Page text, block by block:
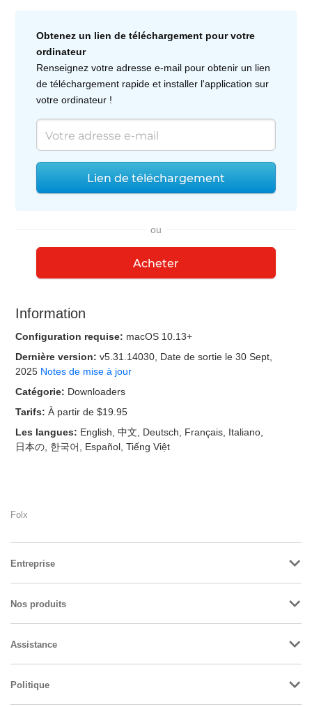
Obtenez un lien de téléchargement pour votre
ordinateur
Renseignez votre adresse e-mail pour obtenir un lien
de téléchargement rapide et installer l'application sur
votre ordinateur !
Lien de téléchargement
ou
Acheter
Information
Configuration requise: macOS 10.13+
Dernière version: v5.31.14030, Date de sortie le 30 Sept,
2025 Notes de mise à jour
Catégorie: Downloaders
Tarifs: À partir de $19.95
Les langues: English, 中文, Deutsch, Français, Italiano,
日本の, 한국어, Español, Tiếng Việt
Folx
Entreprise
Nos produits
Assistance
Politique